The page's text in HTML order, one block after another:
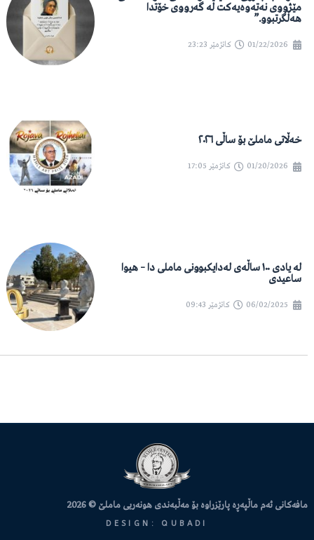
مێژووی نەتەوەیەکت لە گەرووی خۆتدا
هەڵگرتبوو.”
01/22/2026 کاتژمێر 23:23
خەڵاتی ماملێ بۆ ساڵی ٢٠٢٦
01/20/2026 کاتژمێر 17:05
لە یادی ١٠٠ ساڵەی لەدایکبوونی ماملی دا – هیوا
ساعیدی
06/02/2025 کاتژمێر 09:43
مافەکانی ئەم ماڵپەڕە پارێزراوە بۆ مەڵبەندی هونەریی ماملێ © 2026
DESIGN: QUBADI